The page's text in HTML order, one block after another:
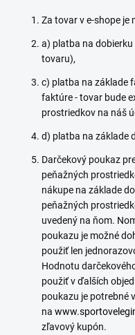
Za tovar v e-shope
a) platba na
tovaru),
c) platba na základe
faktúre - tovar bude
prostriedkov na náš
d) platba na základe
Darčekový poukaz
peňažných
nákupe na základe
peňažných
uvedený na ňom.
poukazu je možné
použiť len
Hodnotu
použiť v ďalších
poukazu je potrebné
na
zľavový kupón.